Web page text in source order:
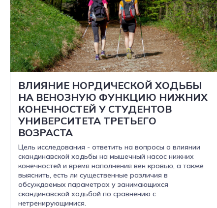
ВЛИЯНИЕ НОРДИЧЕСКОЙ ХОДЬБЫ
НА ВЕНОЗНУЮ ФУНКЦИЮ НИЖНИХ
КОНЕЧНОСТЕЙ У СТУДЕНТОВ
УНИВЕРСИТЕТА ТРЕТЬЕГО
ВОЗРАСТА
Цель исследования - ответить на вопросы о влиянии
скандинавской ходьбы на мышечный насос нижних
конечностей и время наполнения вен кровью, а также
выяснить, есть ли существенные различия в
обсуждаемых параметрах у занимающихся
скандинавской ходьбой по сравнению с
нетренирующимися.